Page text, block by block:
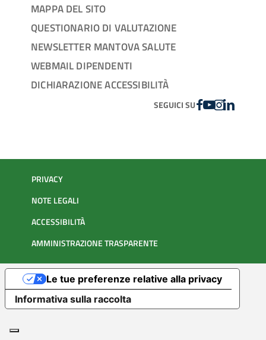
MAPPA DEL SITO
QUESTIONARIO DI VALUTAZIONE
NEWSLETTER MANTOVA SALUTE
WEBMAIL DIPENDENTI
DICHIARAZIONE ACCESSIBILITÀ
SEGUICI SUFACEBOOK
YOUTUBE
INSTAGRAM
LINKEDIN
PRIVACY
NOTE LEGALI
ACCESSIBILITÀ
AMMINISTRAZIONE TRASPARENTE
Informativa sulla raccolta
Le tue preferenze relative alla privacy